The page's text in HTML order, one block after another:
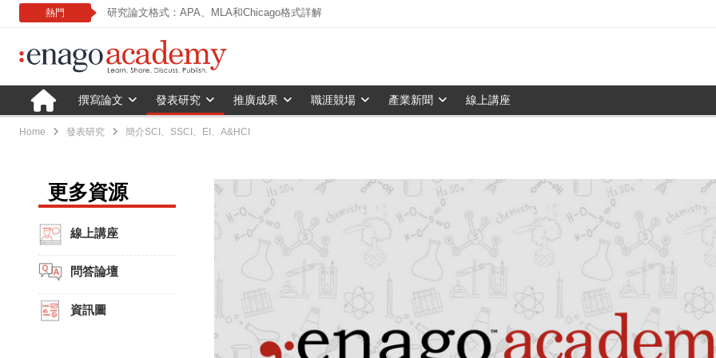
熱門 研究論文格式：APA、MLA和Chicago格式詳解
撰寫論文 發表研究 推廣成果 職涯競場 產業新聞 線上講座
Home 發表研究 簡介SCI、SSCI、EI、A&HCI
更多資源
線上講座
問答論壇
資訊圖